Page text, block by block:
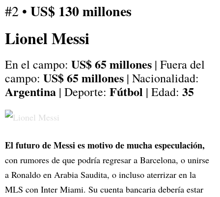
#2 • US$ 130 millones
Lionel Messi
En el campo: US$ 65 millones | Fuera del
campo: US$ 65 millones | Nacionalidad:
Argentina | Deporte: Fútbol | Edad: 35
El futuro de Messi es motivo de mucha especulación,
con rumores de que podría regresar a Barcelona, o unirse
a Ronaldo en Arabia Saudita, o incluso aterrizar en la
MLS con Inter Miami. Su cuenta bancaria debería estar